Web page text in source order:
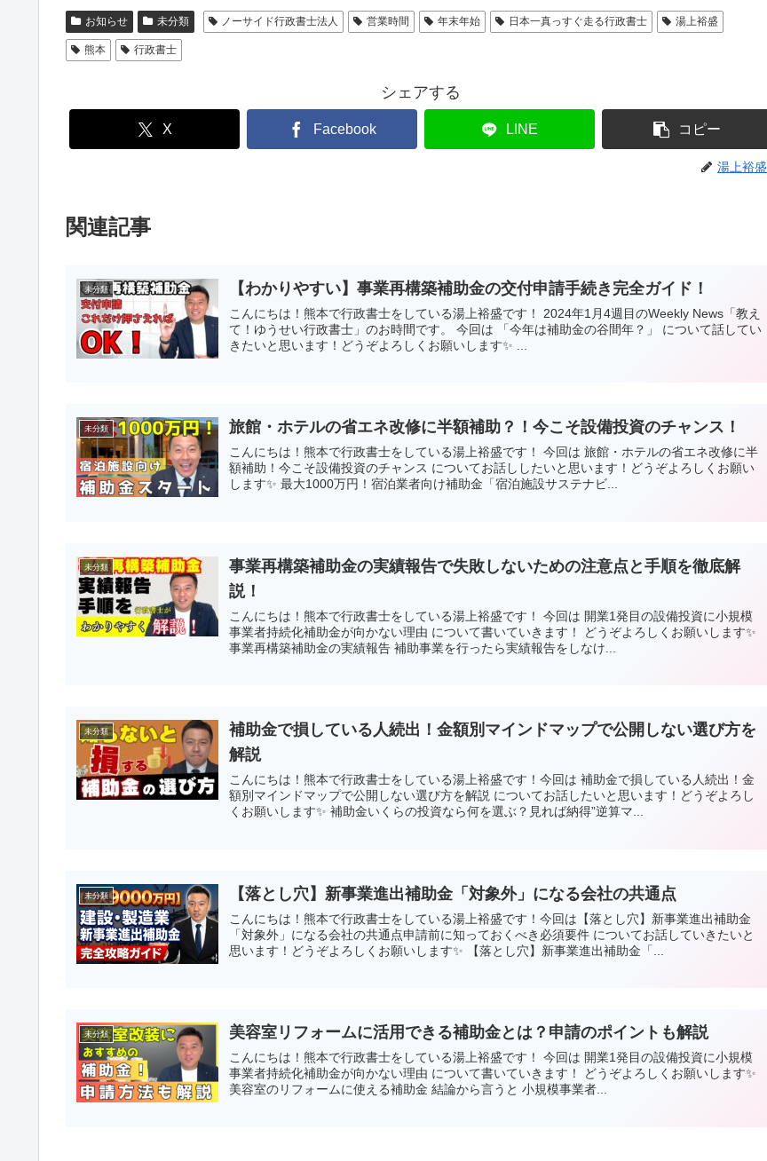
お知らせ 未分類 ノーサイド行政書士法人 営業時間 年末年始 日本一真っすぐ走る行政書士 湯上裕盛
熊本 行政書士
シェアする
X Facebook LINE コピー
湯上裕盛
関連記事
未分類 【わかりやすい】事業再構築補助金の交付申請手続き完全ガイド！
こんにちは！熊本で行政書士をしている湯上裕盛です！ 2024年1月4週目のWeekly News「教え
て！ゆうせい行政書士」のお時間です。 今回は 「今年は補助金の谷間年？」 について話してい
きたいと思います！どうぞよろしくお願いします✨ ...
未分類 旅館・ホテルの省エネ改修に半額補助？！今こそ設備投資のチャンス！
こんにちは！熊本で行政書士をしている湯上裕盛です！ 今回は 旅館・ホテルの省エネ改修に半
額補助！今こそ設備投資のチャンス についてお話ししたいと思います！どうぞよろしくお願い
します✨ 最大1000万円！宿泊業者向け補助金「宿泊施設サステナビ...
未分類
事業再構築補助金の実績報告で失敗しないための注意点と手順を徹底解
説！
こんにちは！熊本で行政書士をしている湯上裕盛です！ 今回は 開業1発目の設備投資に小規模
事業者持続化補助金が向かない理由 について書いていきます！ どうぞよろしくお願いします✨
事業再構築補助金の実績報告 補助事業を行ったら実績報告をしなけ...
未分類
補助金で損している人続出！金額別マインドマップで公開しない選び方を
解説
こんにちは！熊本で行政書士をしている湯上裕盛です！今回は 補助金で損している人続出！金
額別マインドマップで公開しない選び方を解説 についてお話したいと思います！どうぞよろし
くお願いします✨ 補助金いくらの投資なら何を選ぶ？見れば納得”逆算マ...
未分類 【落とし穴】新事業進出補助金「対象外」になる会社の共通点
こんにちは！熊本で行政書士をしている湯上裕盛です！今回は【落とし穴】新事業進出補助金
「対象外」になる会社の共通点申請前に知っておくべき必須要件 についてお話していきたいと
思います！どうぞよろしくお願いします✨ 【落とし穴】新事業進出補助金「...
未分類 美容室リフォームに活用できる補助金とは？申請のポイントも解説
こんにちは！熊本で行政書士をしている湯上裕盛です！ 今回は 開業1発目の設備投資に小規模
事業者持続化補助金が向かない理由 について書いていきます！ どうぞよろしくお願いします✨
美容室のリフォームに使える補助金 結論から言うと 小規模事業者...